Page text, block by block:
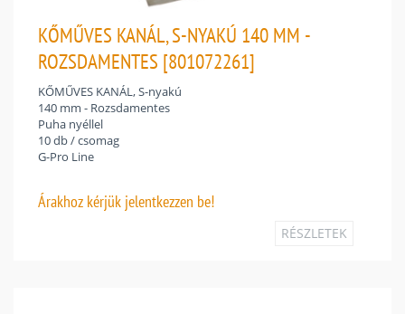
KŐMŰVES KANÁL, S-NYAKÚ 140 MM -
ROZSDAMENTES [801072261]
KŐMŰVES KANÁL, S-nyakú
140 mm - Rozsdamentes
Puha nyéllel
10 db / csomag
G-Pro Line
Árakhoz kérjük jelentkezzen be!
RÉSZLETEK